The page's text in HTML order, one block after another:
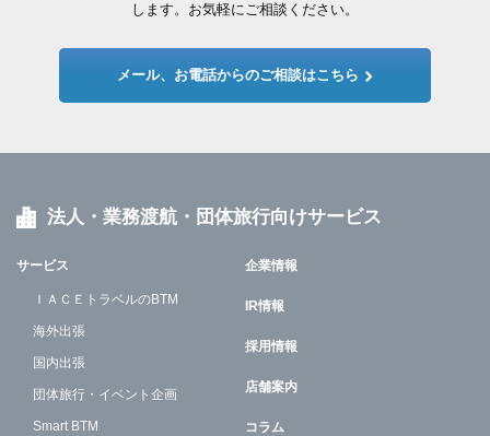
します。お気軽にご相談ください。
メール、お電話からのご相談はこちら
法人・業務渡航・団体旅行向けサービス
サービス
ＩＡＣＥトラベルのBTM
海外出張
国内出張
団体旅行・イベント企画
Smart BTM
企業情報
IR情報
採用情報
店舗案内
コラム